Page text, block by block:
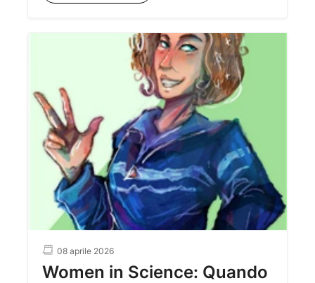
Maria Skłodowska.
08 aprile 2026
Women in Science: Quando